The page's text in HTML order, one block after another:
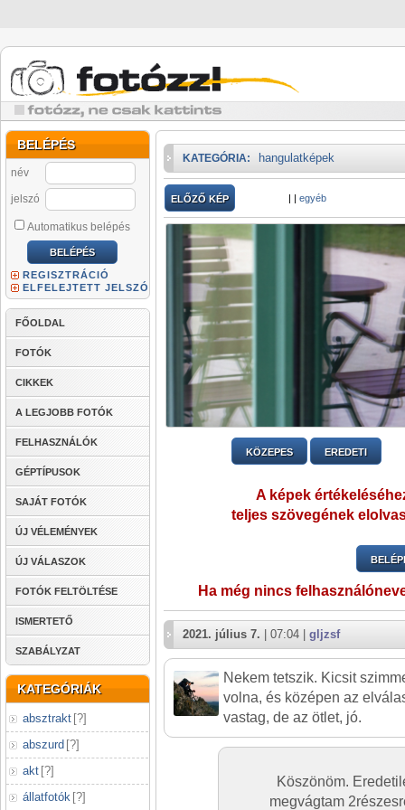
BELÉPÉS
név
jelszó
Automatikus belépés
REGISZTRÁCIÓ
ELFELEJTETT JELSZÓ
FŐOLDAL
FOTÓK
CIKKEK
A LEGJOBB FOTÓK
FELHASZNÁLÓK
GÉPTÍPUSOK
SAJÁT FOTÓK
ÚJ VÉLEMÉNYEK
ÚJ VÁLASZOK
FOTÓK FELTÖLTÉSE
ISMERTETŐ
SZABÁLYZAT
KATEGÓRIÁK
absztrakt [?]
abszurd [?]
akt [?]
állatfotók [?]
KATEGÓRIA: hangulatképek
ELŐZŐ KÉP | | egyéb
KÖZEPES EREDETI
A képek
teljes szövegének
Ha még nincs
2021. július 7. | 07:04 | gljzsf
Nekem tetszik. Kicsit
volna, és középen az
vastag, de az ötlet, jó.
Köszönöm.
megvágtam